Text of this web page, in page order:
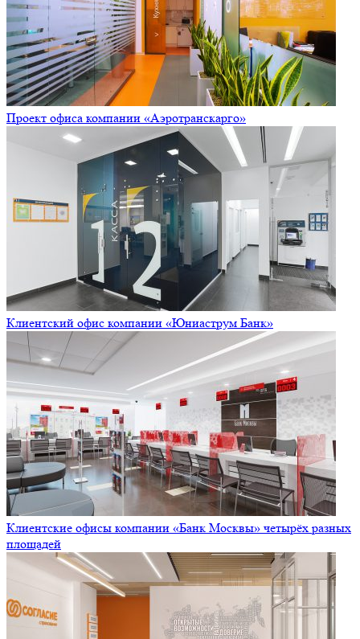
Проект офиса компании «Аэротранскарго»
Клиентский офис компании «Юниаструм Банк»
Клиентские офисы компании «Банк Москвы» четырёх разных
площадей